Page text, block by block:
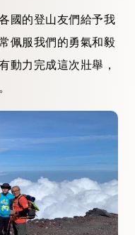
國的登山友們給予我
佩服我們的勇氣和毅
動力完成這次壯舉，